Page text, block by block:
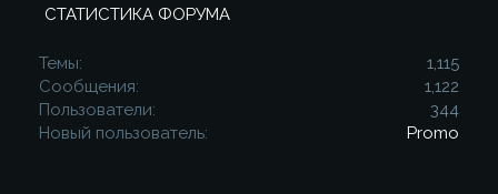
СТАТИСТИКА ФОРУМА
Темы
1,115
Сообщения
1,122
Пользователи
344
Новый пользователь
Promo